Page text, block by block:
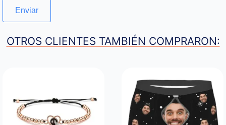
OTROS CLIENTES TAMBIÉN COMPRARON: